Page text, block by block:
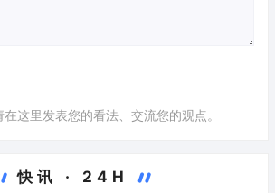
这里发表您的看法、交流您的观点。
快讯 · 24H